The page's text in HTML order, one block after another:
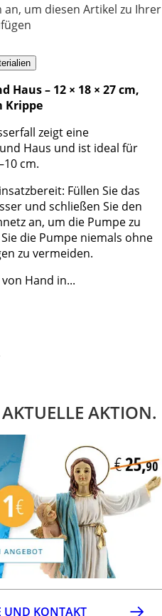
an, um diesen Artikel zu Ihrer
– 12 × 18 × 27 cm,
Krippe
zeigt eine
Haus und ist ideal für
cm.
Füllen Sie das
und schließen Sie den
an, um die Pumpe zu
die Pumpe niemals ohne
zu vermeiden.
Hand in...
AKTION.
UND KONTAKT